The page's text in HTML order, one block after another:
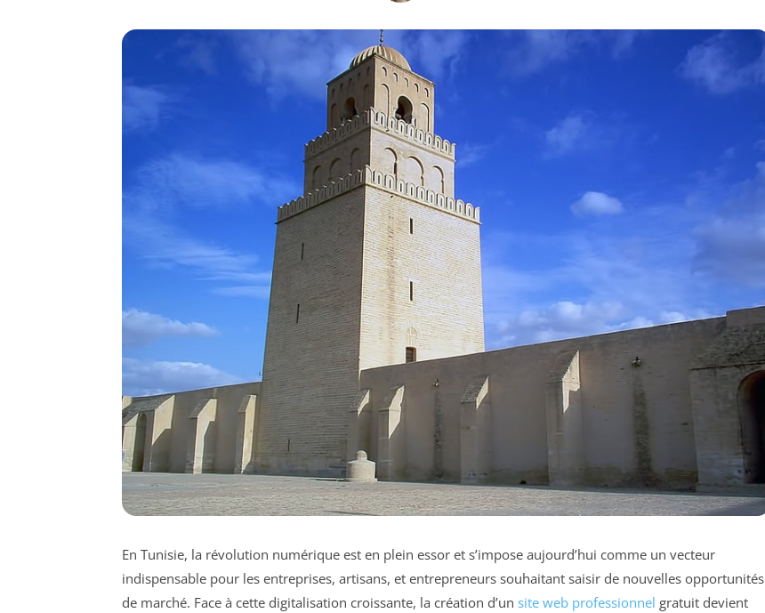
En Tunisie, la révolution numérique est en plein essor et s’impose aujourd’hui comme un vecteur
indispensable pour les entreprises, artisans, et entrepreneurs souhaitant saisir de nouvelles opportunités
de marché. Face à cette digitalisation croissante, la création d’un site web professionnel gratuit devient